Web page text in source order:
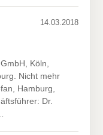
14.03.2018
Köln,
Nicht mehr
Hamburg,
Dr.